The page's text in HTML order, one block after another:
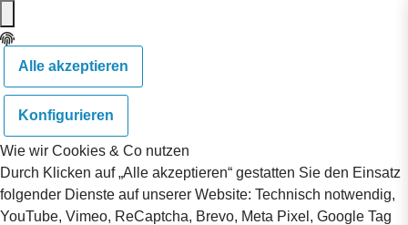
Alle akzeptieren
Konfigurieren
Wie wir Cookies & Co nutzen
Durch Klicken auf „Alle akzeptieren“ gestatten Sie den Einsatz
folgender Dienste auf unserer Website: Technisch notwendig,
YouTube, Vimeo, ReCaptcha, Brevo, Meta Pixel, Google Tag